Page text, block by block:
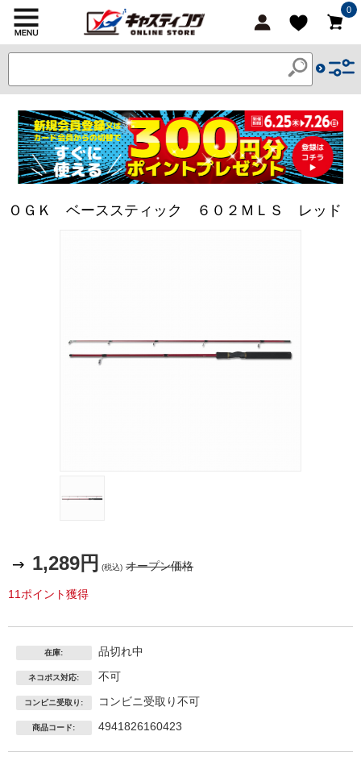
0
ＯＧＫ ベーススティック ６０２ＭＬＳ レッド
1,289円 (税込) オープン価格
11ポイント獲得
在庫: 品切れ中
ネコポス対応: 不可
コンビニ受取り: コンビニ受取り不可
商品コード: 4941826160423